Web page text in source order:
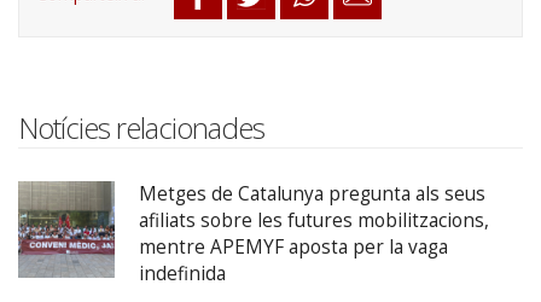
Notícies relacionades
Metges de Catalunya pregunta als seus
afiliats sobre les futures mobilitzacions,
mentre APEMYF aposta per la vaga
indefinida